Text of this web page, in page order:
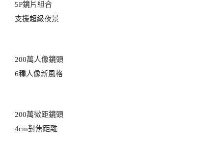
5P鏡片組合
支援超級夜景
200萬人像鏡頭
6種人像新風格
200萬微距鏡頭
4cm對焦距離